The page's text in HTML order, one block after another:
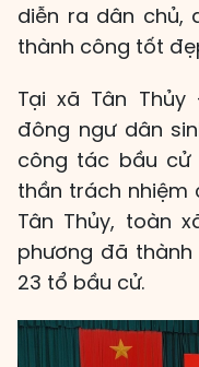
diễn ra dân chủ,
thành công tốt
Tại xã Tân
đông ngư dân
công tác bầu cử
thần trách nhiệm
Tân Thủy, toàn
phương đã
23 tổ bầu cử.